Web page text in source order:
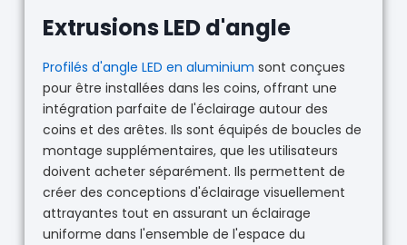
Extrusions LED d'angle
Profilés d'angle LED en aluminium sont conçues
pour être installées dans les coins, offrant une
intégration parfaite de l'éclairage autour des
coins et des arêtes. Ils sont équipés de boucles de
montage supplémentaires, que les utilisateurs
doivent acheter séparément. Ils permettent de
créer des conceptions d'éclairage visuellement
attrayantes tout en assurant un éclairage
uniforme dans l'ensemble de l'espace du